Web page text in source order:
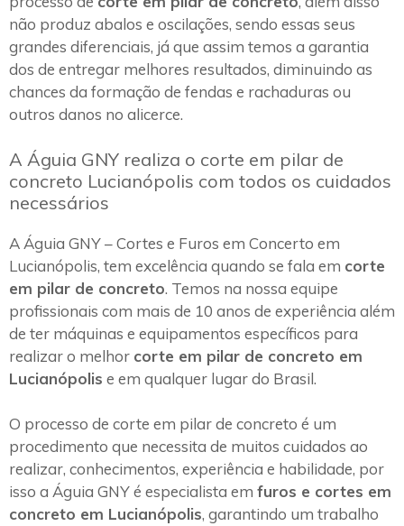
não produz abalos e oscilações, sendo essas seus
grandes diferenciais, já que assim temos a garantia
dos de entregar melhores resultados, diminuindo as
chances da formação de fendas e rachaduras ou
outros danos no alicerce.
A Águia GNY realiza o corte em pilar de
concreto Lucianópolis com todos os cuidados
necessários
A Águia GNY – Cortes e Furos em Concerto em
Lucianópolis, tem excelência quando se fala em corte
em pilar de concreto. Temos na nossa equipe
profissionais com mais de 10 anos de experiência além
de ter máquinas e equipamentos específicos para
realizar o melhor corte em pilar de concreto em
Lucianópolis e em qualquer lugar do Brasil.
O processo de corte em pilar de concreto é um
procedimento que necessita de muitos cuidados ao
realizar, conhecimentos, experiência e habilidade, por
isso a Águia GNY é especialista em furos e cortes em
concreto em Lucianópolis, garantindo um trabalho